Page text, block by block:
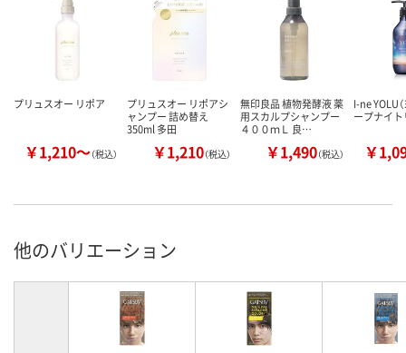
プリュスオー リポア
￥1,210～（税込）
プリュスオー リポアシ
ャンプー 詰め替え
350ml 多田
￥1,210（税込）
無印良品 植物発酵液 薬
用スカルプシャンプー
４００ｍＬ 良…
￥1,490（税込）
I-ne YOLU
ープナイ
￥
他のバリエーション